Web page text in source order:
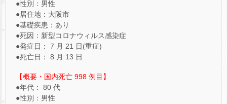
●性別：男性
●居住地：大阪市
●基礎疾患：あり
●死因：新型コロナウィルス感染症
●発症日： 7 月 21 日(重症)
●死亡日： 8 月 13 日
【概要・国内死亡 998 例目】
●年代： 80 代
●性別：男性